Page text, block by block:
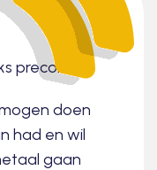
precon
doen
had en wil
gaan